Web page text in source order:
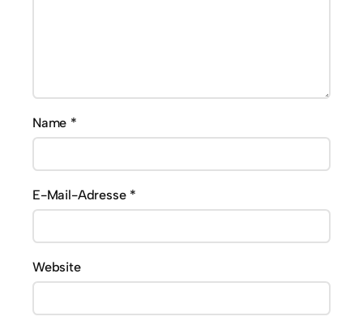
Name *
E-Mail-Adresse *
Website